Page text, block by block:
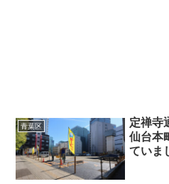
青葉区
定禅寺
仙台本
ていま